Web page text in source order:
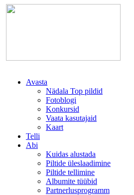
Avasta
Nädala Top pildid
Fotoblogi
Konkursid
Vaata kasutajaid
Kaart
Telli
Abi
Kuidas alustada
Piltide üleslaadimine
Piltide tellimine
Albumite tüübid
Partnerlusprogramm